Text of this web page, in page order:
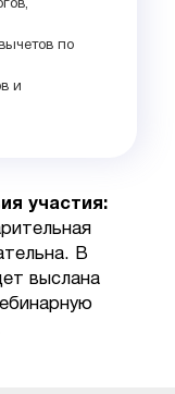
по
и
участия:
В
выслана